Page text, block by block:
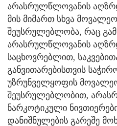
არასრულწლოვანის
მის მიმართ სხვა
შეუსრულებლობა, რაც
არასრულწლოვანის
საცხოვრებლით,
განვითარებისთვის
უზრუნველყოფის
შეუსრულებლობით,
ნარკოტიკული
დანიშნულების გარეშე